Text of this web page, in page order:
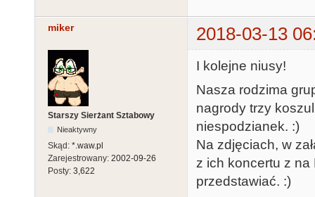
miker 2018-03-13
Starszy Sierżant Sztabowy
Nieaktywny
Skąd: *.waw.pl
Zarejestrowany: 2002-09-26
Posty: 3,622
I kolejne niusy!
Nasza rodzima
nagrody trzy
niespodzianek. :)
Na zdjęciach, w
z ich koncertu z
przedstawiać. :)